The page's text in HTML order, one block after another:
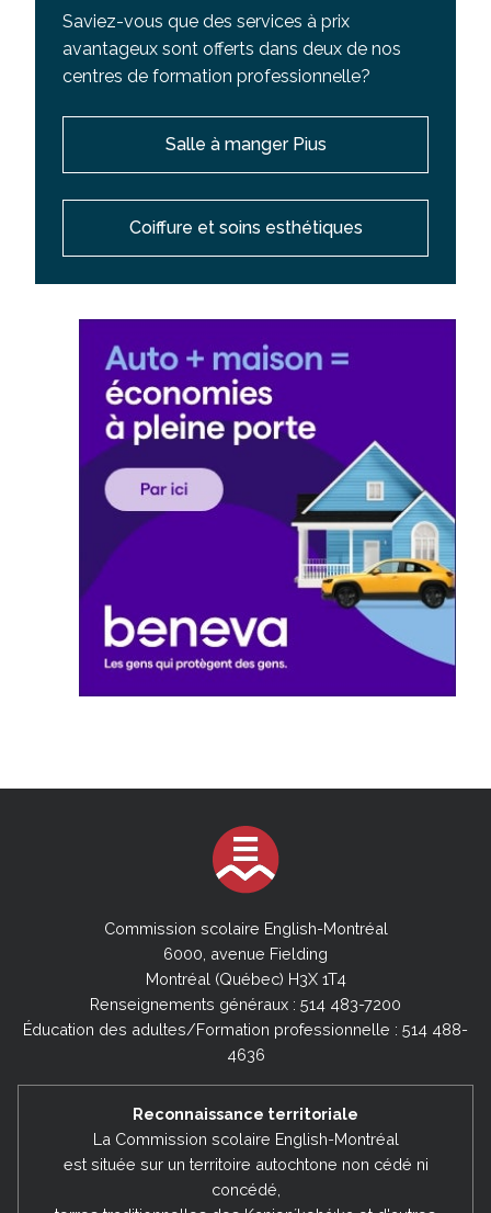
Saviez-vous que des services à prix
avantageux sont offerts dans deux de nos
centres de formation professionnelle?
Salle à manger Pius
Coiffure et soins esthétiques
Commission scolaire English-Montréal
6000, avenue Fielding
Montréal (Québec) H3X 1T4
Renseignements généraux : 514 483-7200
Éducation des adultes/Formation professionnelle : 514 488-
4636
Reconnaissance territoriale
La Commission scolaire English-Montréal
est située sur un territoire autochtone non cédé ni
concédé,